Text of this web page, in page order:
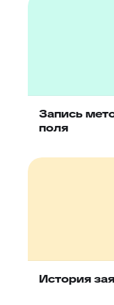
Запись
поля
История